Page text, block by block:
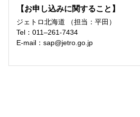
【お申し込みに関すること】
ジェトロ北海道 （担当：平田）
Tel：011–261-7434
E-mail：sap@jetro.go.jp